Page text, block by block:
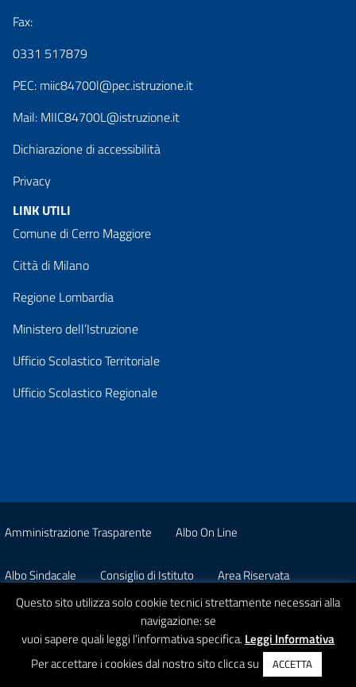
Fax:
0331 517879
PEC: miic84700l@pec.istruzione.it
Mail: MIIC84700L@istruzione.it
Dichiarazione di accessibilità
Privacy
LINK UTILI
Comune di Cerro Maggiore
Città di Milano
Regione Lombardia
Ministero dell’Istruzione
Ufficio Scolastico Territoriale
Ufficio Scolastico Regionale
Amministrazione Trasparente Albo On Line
Albo Sindacale Consiglio di Istituto Area Riservata
© 2026 Istituto Comprensivo Statale A. Strobino
Questo sito utilizza solo cookie tecnici strettamente necessari alla
navigazione: se
vuoi sapere quali leggi l’informativa specifica. Leggi Informativa
Per accettare i cookies dal nostro sito clicca su
ACCETTA